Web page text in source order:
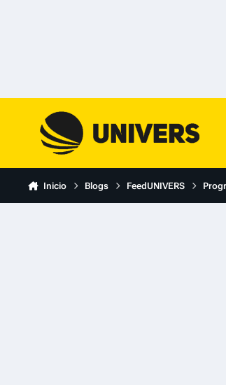
Inicio Blogs FeedUNIVERS